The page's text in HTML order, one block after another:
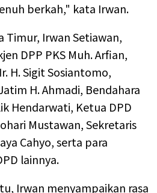
berkah," kata Irwan.
Timur, Irwan Setiawan,
DPP PKS Muh. Arfian,
H. Sigit Sosiantomo,
H. Ahmadi, Bendahara
Hendarwati, Ketua DPD
Mustawan, Sekretaris
Cahyo, serta para
lainnya.
Irwan menyampaikan rasa